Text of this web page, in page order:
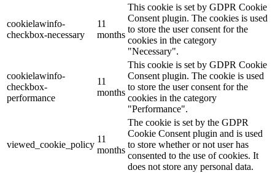
cookielawinfo-
checkbox-necessary
11
months
This cookie is set by GDPR Cookie
Consent plugin. The cookies is used
to store the user consent for the
cookies in the category
"Necessary".
cookielawinfo-
checkbox-
performance
11
months
This cookie is set by GDPR Cookie
Consent plugin. The cookie is used
to store the user consent for the
cookies in the category
"Performance".
viewed_cookie_policy
11
months
The cookie is set by the GDPR
Cookie Consent plugin and is used
to store whether or not user has
consented to the use of cookies. It
does not store any personal data.